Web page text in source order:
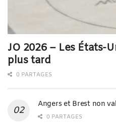
JO 2026 – Les États-
plus tard
0 PARTAGES
Angers et Brest non
0 PARTAGES